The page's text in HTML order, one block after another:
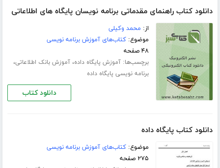
دانلود کتاب راهنمای مقدماتی برنامه نویسان پایگاه های اطلاعاتی
از: محمد وکیلی
موضوع:کتاب‌های آموزش برنامه نویسی
۴۸ صفحه
برچسب‌ها:آموزش پایگاه داده،آموزش بانک اطلاعاتی،
برنامه نویسی پایگاه داده
دانلود کتاب
دانلود کتاب پایگاه داده
موضوع:کتاب‌های آموزش برنامه نویسی
۲۷۵ صفحه